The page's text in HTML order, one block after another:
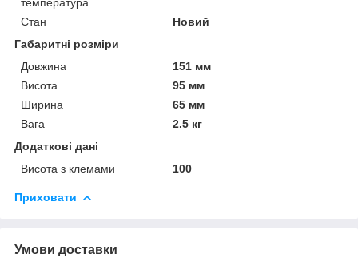
Стан
Новий
Габаритні розміри
Довжина
151 мм
Висота
95 мм
Ширина
65 мм
Вага
2.5 кг
Додаткові дані
Висота з клемами
100
Приховати
Умови доставки